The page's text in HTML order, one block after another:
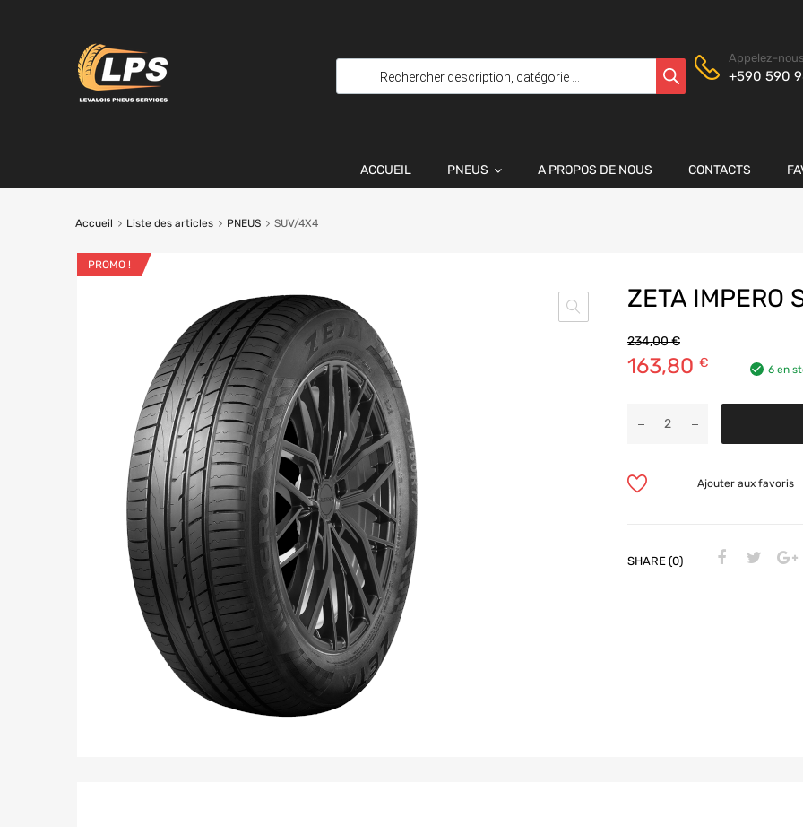
Appelez-
+590 590
ACCUEIL PNEUS A PROPOS DE NOUS CONTACTS
Accueil Liste des articles PNEUS SUV/4X4
PROMO !
ZETA IMPERO
234,00€
163,80 € 6 en
Ajouter aux favoris
SHARE (0)